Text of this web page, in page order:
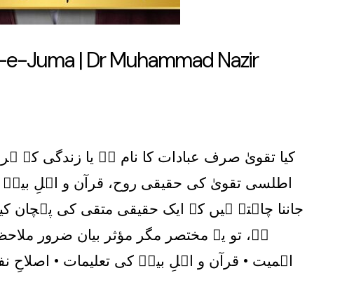
e-Juma | Dr Muhammad Nazir
کیا تقویٰ صرف عبادات کا نام ہے یا زندگی
اطلسی تقویٰ کی حقیقی روح، قرآن و اہلِ بیتؑ
جاننا چاہتے ہیں کہ ایک حقیقی متقی کی پہچان
ہے، تو یہ مختصر مگر مؤثر بیان ضرور
اہمیت • قرآن و اہلِ بیتؑ کی تعلیمات • اصلاحِ